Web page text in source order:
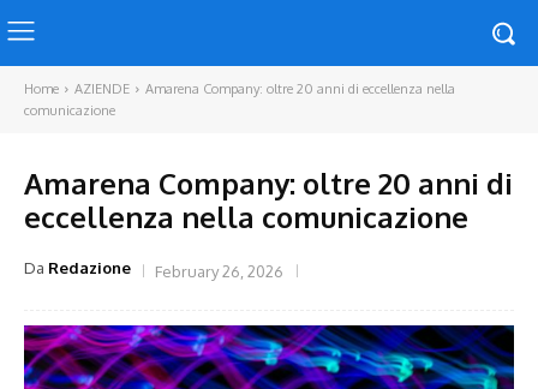
Home AZIENDE
Amarena Company: oltre 20 anni di eccellenza nella
comunicazione
Amarena Company: oltre 20 anni di
eccellenza nella comunicazione
Da Redazione February 26, 2026